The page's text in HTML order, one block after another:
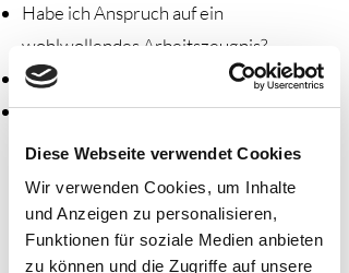
Diese Webseite verwendet Cookies
Wir verwenden Cookies, um Inhalte
und Anzeigen zu personalisieren,
Funktionen für soziale Medien anbieten
zu können und die Zugriffe auf unsere
Habe ich Anspruch auf ein
wohlwollendes Arbeitszeugnis?
Erhalte ich Arbeitslosengeld?
Weitere individuelle Fragen, die sich
aus Ihrem Fall ergeben.
(4) Klageerhebung, Verhandlung mit
der Gegenseite und Vertretung vor
Gericht